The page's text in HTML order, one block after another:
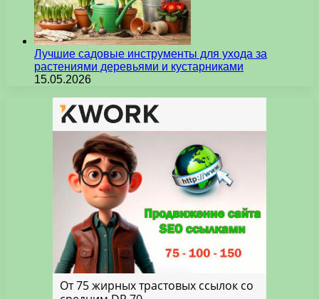
Лучшие садовые инструменты для ухода за
растениями деревьями и кустарниками
15.05.2026